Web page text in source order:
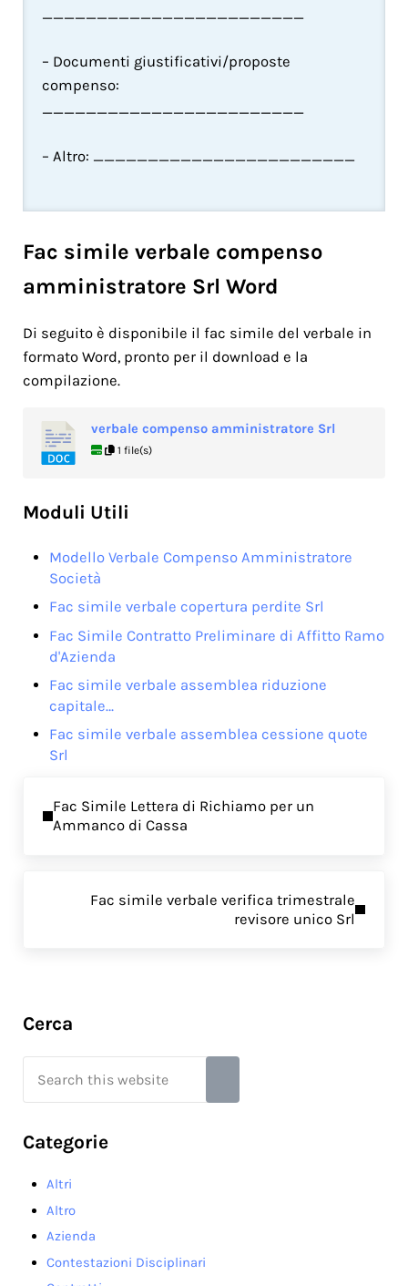
________________________
– Documenti giustificativi/proposte
compenso:
________________________
– Altro: ________________________
Fac simile verbale compenso
amministratore Srl​ Word
Di seguito è disponibile il fac simile del verbale in
formato Word, pronto per il download e la
compilazione.
verbale compenso amministratore Srl​
1 file(s)
Moduli Utili
Modello Verbale Compenso Amministratore
Società
Fac simile verbale copertura perdite Srl​
Fac Simile Contratto Preliminare di Affitto Ramo
d'Azienda
Fac simile verbale assemblea riduzione
capitale…
Fac simile verbale assemblea cessione quote
Srl​
Fac Simile Lettera di Richiamo per un
Ammanco di Cassa
Fac simile verbale verifica trimestrale
revisore unico Srl​
Sidebar
Cerca
Categorie
Altri
Altro
Azienda
Contestazioni Disciplinari